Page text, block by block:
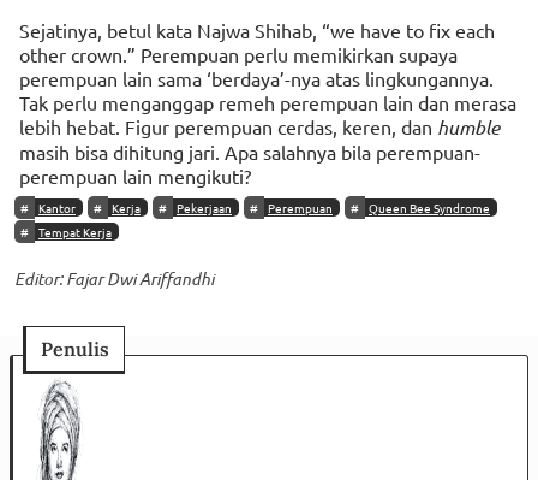
Sejatinya, betul kata Najwa Shihab, “we have to fix each
other crown.” Perempuan perlu memikirkan supaya
perempuan lain sama ‘berdaya’-nya atas lingkungannya.
Tak perlu menganggap remeh perempuan lain dan merasa
lebih hebat. Figur perempuan cerdas, keren, dan humble
masih bisa dihitung jari. Apa salahnya bila perempuan-
perempuan lain mengikuti?
Kantor Kerja Pekerjaan Perempuan
Queen Bee Syndrome
Tempat Kerja
Editor: Fajar Dwi Ariffandhi
Penulis